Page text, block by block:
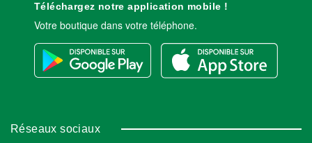
Téléchargez notre application mobile !
Votre boutique dans votre téléphone.
Réseaux sociaux